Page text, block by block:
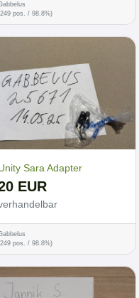
pos. / 98.8%)
Sara Adapter
EUR
pos. / 98.8%)